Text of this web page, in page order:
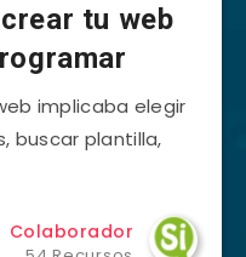
tu web
implicaba elegir
buscar plantilla,
Colaborador